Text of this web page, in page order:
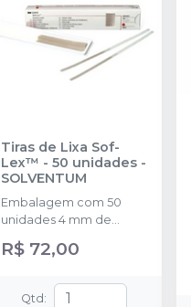
Tiras de Lixa Sof-
Lex™ - 50 unidades -
SOLVENTUM
Embalagem com 50
unidades 4 mm de
largura e 170 mm de
comprimento;
R$ 72,00
Qtd :